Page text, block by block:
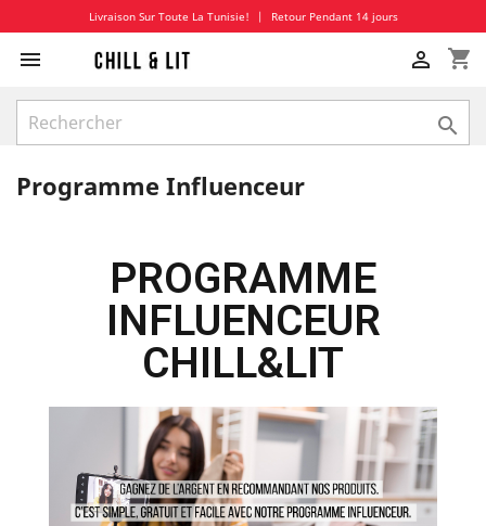
Livraison Sur Toute La Tunisie! | Retour Pendant 14 jours
 shopping_cart


Programme Influenceur
PROGRAMME
INFLUENCEUR
CHILL&LIT